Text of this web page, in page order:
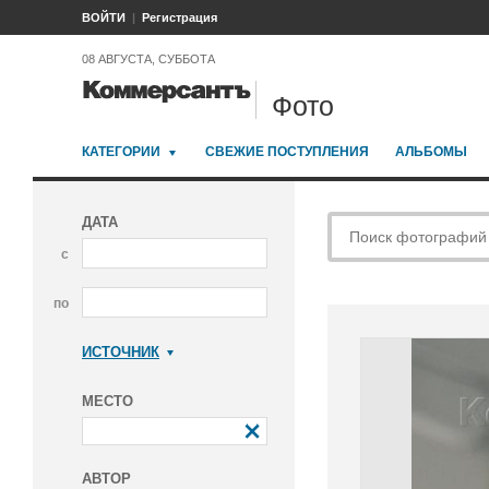
ВОЙТИ Регистрация
08 АВГУСТА, СУББОТА
Фото
КАТЕГОРИИ СВЕЖИЕ ПОСТУПЛЕНИЯ АЛЬБОМЫ
ДАТА
с
по
ИСТОЧНИК
МЕСТО
АВТОР